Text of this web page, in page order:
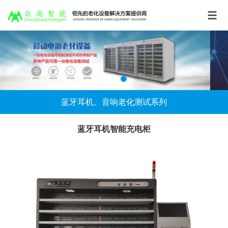
蓝牙耳机、音响老化测试系列
蓝牙耳机智能充电柜